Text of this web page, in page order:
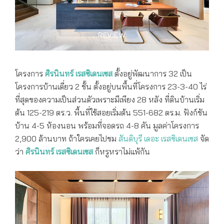
โครงการ ศิรนินทร์ เรสซิเดนเซส ตั้งอยู่พัฒนาการ 32 เป็น
โครงการบ้านเดี่ยว 2 ชั้น ตั้งอยู่บนพื้นที่โครงการ 23-3-40 ไร่
ที่สุดของความเป็นส่วนตัวเพราะมีเพียง 28 หลัง ที่ดินบ้านเริ่ม
ต้น 125-219 ตร.ว. พื้นที่ใช้สอยเริ่มต้น 551-682 ตร.ม. ฟังก์ชัน
บ้าน 4-5 ห้องนอน พร้อมที่จอดรถ 4-8 คัน มูลค่าโครงการ
2,900 ล้านบาท ถ้าใครเคยไปชม สันติบุรี เดอะ เรสซิเดนเซส จัด
ว่า ศิรนินทร์ เรสซิเดนเซส ก็หรูหราไม่แพ้กัน